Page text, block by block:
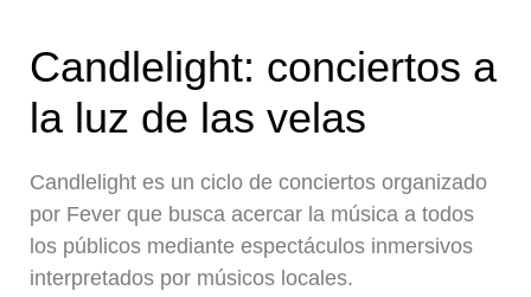
Candlelight: conciertos a
la luz de las velas
Candlelight es un ciclo de conciertos organizado
por Fever que busca acercar la música a todos
los públicos mediante espectáculos inmersivos
interpretados por músicos locales.